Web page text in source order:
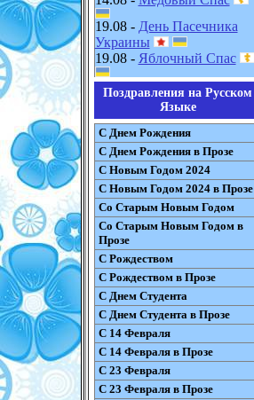
19.08 - День Пасечника
Украины
19.08 - Яблочный Спас
Поздравления на Русском
Языке
С Днем Рождения
С Днем Рождения в Прозе
С Новым Годом 2024
С Новым Годом 2024 в Прозе
Со Старым Новым Годом
Со Старым Новым Годом в
Прозе
С Рождеством
С Рождеством в Прозе
С Днем Студента
С Днем Студента в Прозе
С 14 Февраля
С 14 Февраля в Прозе
С 23 Февраля
С 23 Февраля в Прозе